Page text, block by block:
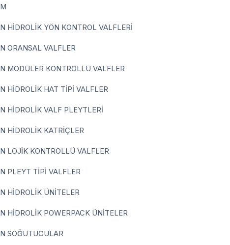
HİDROLİK YÖN KONTROL VALFLERİ
ORANSAL VALFLER
MODÜLER KONTROLLÜ VALFLER
HİDROLİK HAT TİPİ VALFLER
HİDROLİK VALF PLEYTLERİ
HİDROLİK KATRİÇLER
LOJİK KONTROLLÜ VALFLER
PLEYT TİPİ VALFLER
HİDROLİK ÜNİTELER
HİDROLİK POWERPACK ÜNİTELER
SOĞUTUCULAR